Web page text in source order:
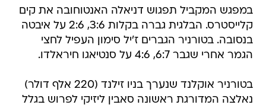
במפגש המקביל תפגוש דניאלה האנטוחובה את קים
קלייסטרס. הבלגית גברה בקלות 3:6, 2:6 על איבטה
בנסובה. בטורניר הגברים ז'יל סימון העפיל לחצי
הגמר אחרי שגבר 6:7, 4:6 על סנטיאגו חיראלדו.
בטורניר אוקלנד שנערך בניו זילנד (220 אלף דולר)
נאלצה המדורגת ראשונה סאבין ליזיקי לפרוש בגלל